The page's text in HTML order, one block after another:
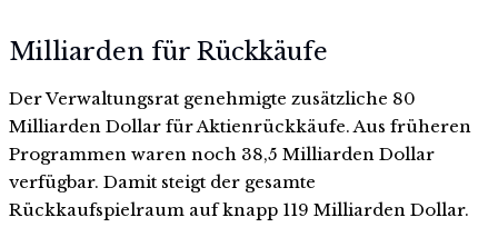
Milliarden für Rückkäufe
Der Verwaltungsrat genehmigte zusätzliche 80
Milliarden Dollar für Aktienrückkäufe. Aus früheren
Programmen waren noch 38,5 Milliarden Dollar
verfügbar. Damit steigt der gesamte
Rückkaufspielraum auf knapp 119 Milliarden Dollar.